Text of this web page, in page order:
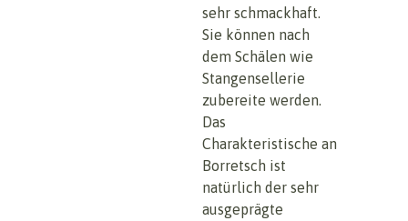
sehr schmackhaft.
Sie können nach
dem Schälen wie
Stangensellerie
zubereite werden.
Das
Charakteristische an
Borretsch ist
natürlich der sehr
ausgeprägte